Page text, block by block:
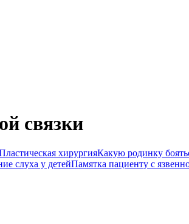
связки
хирургияКакую родинку
слуха у детейПамятка пациенту с